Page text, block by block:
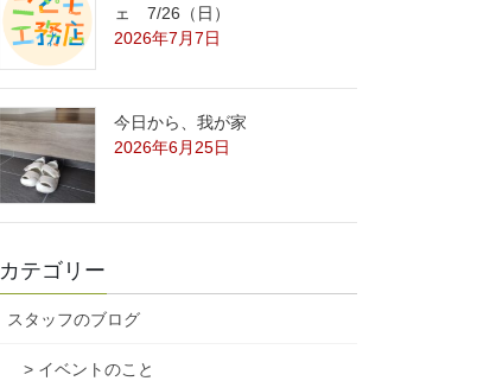
ェ 7/26（日）
2026年7月7日
今日から、我が家
2026年6月25日
カテゴリー
スタッフのブログ
> イベントのこと